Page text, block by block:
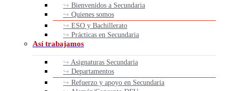
Bienvenidos a Secundaria
Quienes somos
ESO y Bachillerato
Prácticas en Secundaria
Así trabajamos
Asignaturas Secundaria
Departamentos
Refuerzo y apoyo en Secundaria